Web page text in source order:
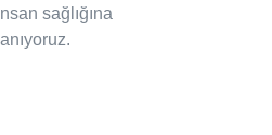
sağlığına